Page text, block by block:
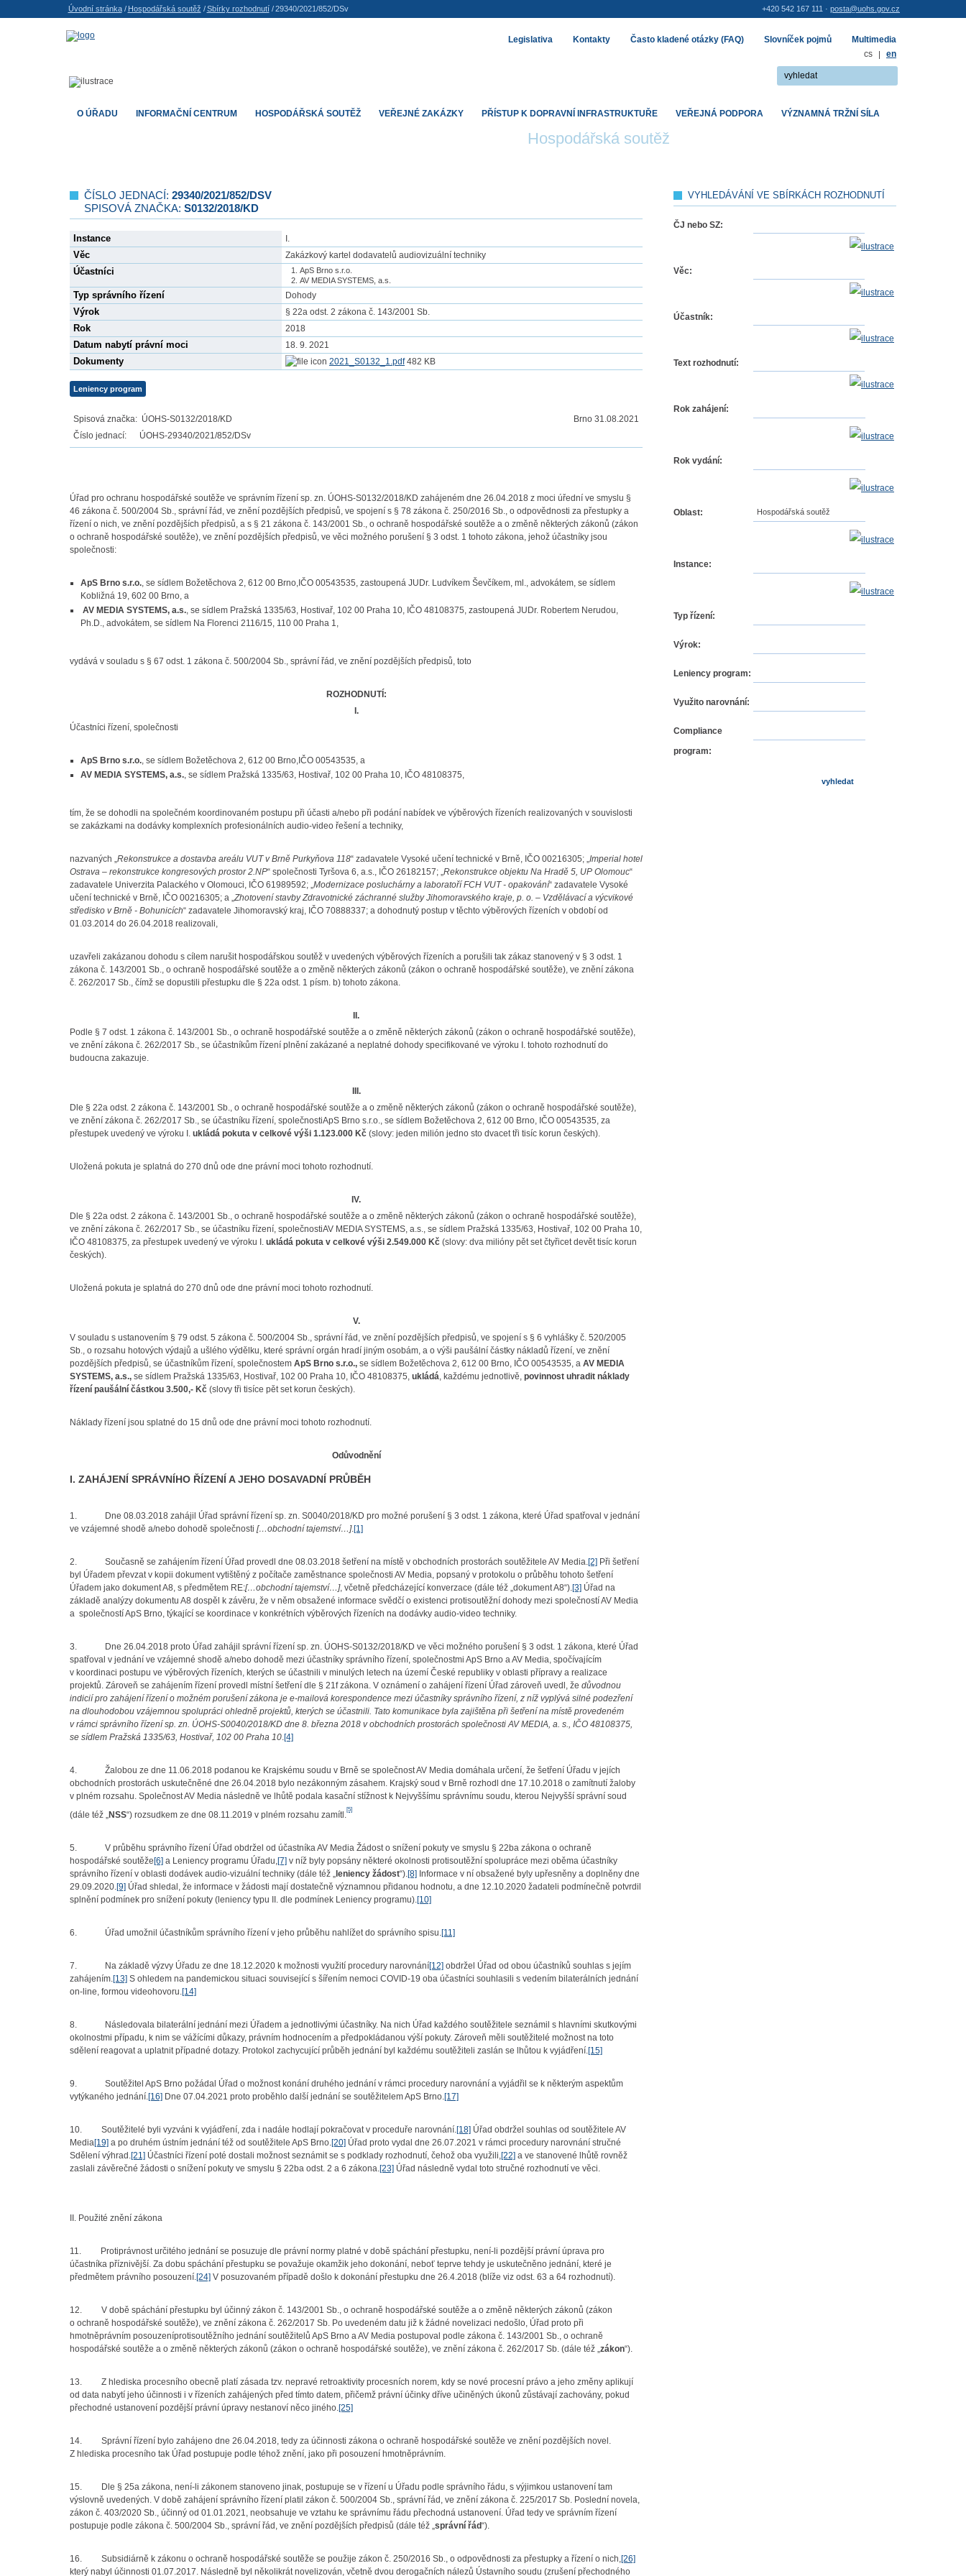
Hospodářská soutěž
ČÍSLO JEDNACÍ: 29340/2021/852/DSV
SPISOVÁ ZNAČKA: S0132/2018/KD
Instance I.
Věc Zakázkový kartel dodavatelů audiovizuální techniky
Účastníci
ApS Brno s.r.o.
AV MEDIA SYSTEMS, a.s.
Typ správního řízení Dohody
Výrok § 22a odst. 2 zákona č. 143/2001 Sb.
Rok 2018
Datum nabytí právní moci 18. 9. 2021
Dokumenty 2021_S0132_1.pdf482 KB
Leniency program
Spisová značka: ÚOHS-S0132/2018/KD
Číslo jednací: ÚOHS-29340/2021/852/DSv
Brno 31.08.2021
Úřad pro ochranu hospodářské soutěže ve správním řízení sp. zn. ÚOHS-S0132/2018/KD zahájeném dne 26.04.2018 z moci úřední ve smyslu §
46 zákona č. 500/2004 Sb., správní řád, ve znění pozdějších předpisů, ve spojení s § 78 zákona č. 250/2016 Sb., o odpovědnosti za přestupky a
řízení o nich, ve znění pozdějších předpisů, a s § 21 zákona č. 143/2001 Sb., o ochraně hospodářské soutěže a o změně některých zákonů (zákon
o ochraně hospodářské soutěže), ve znění pozdějších předpisů, ve věci možného porušení § 3 odst. 1 tohoto zákona, jehož účastníky jsou
společnosti:
ApS Brno s.r.o., se sídlem Božetěchova 2, 612 00 Brno,IČO 00543535, zastoupená JUDr. Ludvíkem Ševčíkem, ml., advokátem, se sídlem
Kobližná 19, 602 00 Brno, a
AV MEDIA SYSTEMS, a.s., se sídlem Pražská 1335/63, Hostivař, 102 00 Praha 10, IČO 48108375, zastoupená JUDr. Robertem Nerudou,
Ph.D., advokátem, se sídlem Na Florenci 2116/15, 110 00 Praha 1,
vydává v souladu s § 67 odst. 1 zákona č. 500/2004 Sb., správní řád, ve znění pozdějších předpisů, toto
ROZHODNUTÍ:
I.
Účastníci řízení, společnosti
ApS Brno s.r.o., se sídlem Božetěchova 2, 612 00 Brno,IČO 00543535, a
AV MEDIA SYSTEMS, a.s., se sídlem Pražská 1335/63, Hostivař, 102 00 Praha 10, IČO 48108375,
tím, že se dohodli na společném koordinovaném postupu při účasti a/nebo při podání nabídek ve výběrových řízeních realizovaných v souvislosti
se zakázkami na dodávky komplexních profesionálních audio-video řešení a techniky,
nazvaných „Rekonstrukce a dostavba areálu VUT v Brně Purkyňova 118“ zadavatele Vysoké učení technické v Brně, IČO 00216305; „Imperial hotel
Ostrava – rekonstrukce kongresových prostor 2.NP“ společnosti Tyršova 6, a.s., IČO 26182157; „Rekonstrukce objektu Na Hradě 5, UP Olomouc“
zadavatele Univerzita Palackého v Olomouci, IČO 61989592; „Modernizace posluchárny a laboratoří FCH VUT - opakování“ zadavatele Vysoké
učení technické v Brně, IČO 00216305; a „Zhotovení stavby Zdravotnické záchranné služby Jihomoravského kraje, p. o. – Vzdělávací a výcvikové
středisko v Brně - Bohunicích“ zadavatele Jihomoravský kraj, IČO 70888337; a dohodnutý postup v těchto výběrových řízeních v období od
01.03.2014 do 26.04.2018 realizovali,
uzavřeli zakázanou dohodu s cílem narušit hospodářskou soutěž v uvedených výběrových řízeních a porušili tak zákaz stanovený v § 3 odst. 1
zákona č. 143/2001 Sb., o ochraně hospodářské soutěže a o změně některých zákonů (zákon o ochraně hospodářské soutěže), ve znění zákona
č. 262/2017 Sb., čímž se dopustili přestupku dle § 22a odst. 1 písm. b) tohoto zákona.
II.
Podle § 7 odst. 1 zákona č. 143/2001 Sb., o ochraně hospodářské soutěže a o změně některých zákonů (zákon o ochraně hospodářské soutěže),
ve znění zákona č. 262/2017 Sb., se účastníkům řízení plnění zakázané a neplatné dohody specifikované ve výroku I. tohoto rozhodnutí do
budoucna zakazuje.
III.
Dle § 22a odst. 2 zákona č. 143/2001 Sb., o ochraně hospodářské soutěže a o změně některých zákonů (zákon o ochraně hospodářské soutěže),
ve znění zákona č. 262/2017 Sb., se účastníku řízení, společnostiApS Brno s.r.o., se sídlem Božetěchova 2, 612 00 Brno, IČO 00543535, za
přestupek uvedený ve výroku I. ukládá pokuta v celkové výši 1.123.000 Kč (slovy: jeden milión jedno sto dvacet tři tisíc korun českých).
Uložená pokuta je splatná do 270 dnů ode dne právní moci tohoto rozhodnutí.
IV.
Dle § 22a odst. 2 zákona č. 143/2001 Sb., o ochraně hospodářské soutěže a o změně některých zákonů (zákon o ochraně hospodářské soutěže),
ve znění zákona č. 262/2017 Sb., se účastníku řízení, společnostiAV MEDIA SYSTEMS, a.s., se sídlem Pražská 1335/63, Hostivař, 102 00 Praha 10,
IČO 48108375, za přestupek uvedený ve výroku I. ukládá pokuta v celkové výši 2.549.000 Kč (slovy: dva milióny pět set čtyřicet devět tisíc korun
českých).
Uložená pokuta je splatná do 270 dnů ode dne právní moci tohoto rozhodnutí.
V.
V souladu s ustanovením § 79 odst. 5 zákona č. 500/2004 Sb., správní řád, ve znění pozdějších předpisů, ve spojení s § 6 vyhlášky č. 520/2005
Sb., o rozsahu hotových výdajů a ušlého výdělku, které správní orgán hradí jiným osobám, a o výši paušální částky nákladů řízení, ve znění
pozdějších předpisů, se účastníkům řízení, společnostem ApS Brno s.r.o., se sídlem Božetěchova 2, 612 00 Brno, IČO 00543535, a AV MEDIA
SYSTEMS, a.s., se sídlem Pražská 1335/63, Hostivař, 102 00 Praha 10, IČO 48108375, ukládá, každému jednotlivě, povinnost uhradit náklady
řízení paušální částkou 3.500,- Kč (slovy tři tisíce pět set korun českých).
Náklady řízení jsou splatné do 15 dnů ode dne právní moci tohoto rozhodnutí.
Odůvodnění
I. ZAHÁJENÍ SPRÁVNÍHO ŘÍZENÍ A JEHO DOSAVADNÍ PRŮBĚH
1. Dne 08.03.2018 zahájil Úřad správní řízení sp. zn. S0040/2018/KD pro možné porušení § 3 odst. 1 zákona, které Úřad spatřoval v jednání
ve vzájemné shodě a/nebo dohodě společnosti […obchodní tajemství…].[1]
2. Současně se zahájením řízení Úřad provedl dne 08.03.2018 šetření na místě v obchodních prostorách soutěžitele AV Media.[2] Při šetření
byl Úřadem převzat v kopii dokument vytištěný z počítače zaměstnance společnosti AV Media, popsaný v protokolu o průběhu tohoto šetření
Úřadem jako dokument A8, s předmětem RE:[…obchodní tajemství…], včetně předcházející konverzace (dále též „dokument A8“).[3] Úřad na
základě analýzy dokumentu A8 dospěl k závěru, že v něm obsažené informace svědčí o existenci protisoutěžní dohody mezi společností AV Media
a společností ApS Brno, týkající se koordinace v konkrétních výběrových řízeních na dodávky audio-video techniky.
3. Dne 26.04.2018 proto Úřad zahájil správní řízení sp. zn. ÚOHS-S0132/2018/KD ve věci možného porušení § 3 odst. 1 zákona, které Úřad
spatřoval v jednání ve vzájemné shodě a/nebo dohodě mezi účastníky správního řízení, společnostmi ApS Brno a AV Media, spočívajícím
v koordinaci postupu ve výběrových řízeních, kterých se účastnili v minulých letech na území České republiky v oblasti přípravy a realizace
projektů. Zároveň se zahájením řízení provedl místní šetření dle § 21f zákona. V oznámení o zahájení řízení Úřad zároveň uvedl, že důvodnou
indicií pro zahájení řízení o možném porušení zákona je e-mailová korespondence mezi účastníky správního řízení, z níž vyplývá silné podezření
na dlouhodobou vzájemnou spolupráci ohledně projektů, kterých se účastnili. Tato komunikace byla zajištěna při šetření na místě provedeném
v rámci správního řízení sp. zn. ÚOHS-S0040/2018/KD dne 8. března 2018 v obchodních prostorách společnosti AV MEDIA, a. s., IČO 48108375,
se sídlem Pražská 1335/63, Hostivař, 102 00 Praha 10.[4]
4. Žalobou ze dne 11.06.2018 podanou ke Krajskému soudu v Brně se společnost AV Media domáhala určení, že šetření Úřadu v jejích
obchodních prostorách uskutečněné dne 26.04.2018 bylo nezákonným zásahem. Krajský soud v Brně rozhodl dne 17.10.2018 o zamítnutí žaloby
v plném rozsahu. Společnost AV Media následně ve lhůtě podala kasační stížnost k Nejvyššímu správnímu soudu, kterou Nejvyšší správní soud
(dále též „NSS“) rozsudkem ze dne 08.11.2019 v plném rozsahu zamítl.
[5]
5. V průběhu správního řízení Úřad obdržel od účastníka AV Media Žádost o snížení pokuty ve smyslu § 22ba zákona o ochraně
hospodářské soutěže [6] a Leniency programu Úřadu,[7] v níž byly popsány některé okolnosti protisoutěžní spolupráce mezi oběma účastníky
správního řízení v oblasti dodávek audio-vizuální techniky (dále též „ leniency žádost“).[8] Informace v ní obsažené byly upřesněny a doplněny dne
29.09.2020.[9] Úřad shledal, že informace v žádosti mají dostatečně významnou přidanou hodnotu, a dne 12.10.2020 žadateli podmínečně potvrdil
splnění podmínek pro snížení pokuty (leniency typu II. dle podmínek Leniency programu).[10]
6. Úřad umožnil účastníkům správního řízení v jeho průběhu nahlížet do správního spisu.[11]
7. Na základě výzvy Úřadu ze dne 18.12.2020 k možnosti využití procedury narovnání[12] obdržel Úřad od obou účastníků souhlas s jejím
zahájením.[13] S ohledem na pandemickou situaci související s šířením nemoci COVID-19 oba účastníci souhlasili s vedením bilaterálních jednání
on-line, formou videohovoru.[14]
8. Následovala bilaterální jednání mezi Úřadem a jednotlivými účastníky. Na nich Úřad každého soutěžitele seznámil s hlavními skutkovými
okolnostmi případu, k nim se vážícími důkazy, právním hodnocením a předpokládanou výší pokuty. Zároveň měli soutěžitelé možnost na toto
sdělení reagovat a uplatnit případné dotazy. Protokol zachycující průběh jednání byl každému soutěžiteli zaslán se lhůtou k vyjádření.[15]
9. Soutěžitel ApS Brno požádal Úřad o možnost konání druhého jednání v rámci procedury narovnání a vyjádřil se k některým aspektům
vytýkaného jednání.[16] Dne 07.04.2021 proto proběhlo další jednání se soutěžitelem ApS Brno.[17]
10. Soutěžitelé byli vyzváni k vyjádření, zda i nadále hodlají pokračovat v proceduře narovnání.[18] Úřad obdržel souhlas od soutěžitele AV
Media[19] a po druhém ústním jednání též od soutěžitele ApS Brno.[20] Úřad proto vydal dne 26.07.2021 v rámci procedury narovnání stručné
Sdělení výhrad.[21] Účastníci řízení poté dostali možnost seznámit se s podklady rozhodnutí, čehož oba využili,[22] a ve stanovené lhůtě rovněž
zaslali závěrečné žádosti o snížení pokuty ve smyslu § 22ba odst. 2 a 6 zákona.[23] Úřad následně vydal toto stručné rozhodnutí ve věci.
II. Použité znění zákona
11. Protiprávnost určitého jednání se posuzuje dle právní normy platné v době spáchání přestupku, není-li pozdější právní úprava pro
účastníka příznivější. Za dobu spáchání přestupku se považuje okamžik jeho dokonání, neboť teprve tehdy je uskutečněno jednání, které je
předmětem právního posouzení.[24] V posuzovaném případě došlo k dokonání přestupku dne 26.4.2018 (blíže viz odst. 63 a 64 rozhodnutí).
12. V době spáchání přestupku byl účinný zákon č. 143/2001 Sb., o ochraně hospodářské soutěže a o změně některých zákonů (zákon
o ochraně hospodářské soutěže), ve znění zákona č. 262/2017 Sb. Po uvedeném datu již k žádné novelizaci nedošlo, Úřad proto při
hmotněprávním posouzeníprotisoutěžního jednání soutěžitelů ApS Brno a AV Media postupoval podle zákona č. 143/2001 Sb., o ochraně
hospodářské soutěže a o změně některých zákonů (zákon o ochraně hospodářské soutěže), ve znění zákona č. 262/2017 Sb. (dále též „zákon“).
13. Z hlediska procesního obecně platí zásada tzv. nepravé retroaktivity procesních norem, kdy se nové procesní právo a jeho změny aplikují
od data nabytí jeho účinnosti i v řízeních zahájených před tímto datem, přičemž právní účinky dříve učiněných úkonů zůstávají zachovány, pokud
přechodné ustanovení pozdější právní úpravy nestanoví něco jiného.[25]
14. Správní řízení bylo zahájeno dne 26.04.2018, tedy za účinnosti zákona o ochraně hospodářské soutěže ve znění pozdějších novel.
Z hlediska procesního tak Úřad postupuje podle téhož znění, jako při posouzení hmotněprávním.
15. Dle § 25a zákona, není-li zákonem stanoveno jinak, postupuje se v řízení u Úřadu podle správního řádu, s výjimkou ustanovení tam
výslovně uvedených. V době zahájení správního řízení platil zákon č. 500/2004 Sb., správní řád, ve znění zákona č. 225/2017 Sb. Poslední novela,
zákon č. 403/2020 Sb., účinný od 01.01.2021, neobsahuje ve vztahu ke správnímu řádu přechodná ustanovení. Úřad tedy ve správním řízení
postupuje podle zákona č. 500/2004 Sb., správní řád, ve znění pozdějších předpisů (dále též „správní řád“).
16. Subsidiárně k zákonu o ochraně hospodářské soutěže se použije zákon č. 250/2016 Sb., o odpovědnosti za přestupky a řízení o nich,[26]
který nabyl účinnosti 01.07.2017. Následně byl několikrát novelizován, včetně dvou derogačních nálezů Ústavního soudu (zrušení přechodného
VYHLEDÁVÁNÍ VE SBÍRKÁCH ROZHODNUTÍ
ČJ nebo SZ:
Věc:
Účastník:
Text rozhodnutí:
Rok zahájení:
Rok vydání:
Oblast: Hospodářská soutěž
Instance:
Typ řízení:
Výrok:
Leniency program:
Využito narovnání:
Compliance
program:
O ÚŘADU INFORMAČNÍ CENTRUM HOSPODÁŘSKÁ SOUTĚŽ VEŘEJNÉ ZAKÁZKY PŘÍSTUP K DOPRAVNÍ INFRASTRUKTUŘE VEŘEJNÁ PODPORA VÝZNAMNÁ TRŽNÍ SÍLA
Legislativa Kontakty Často kladené otázky (FAQ) Slovníček pojmů
Multimedia
cs
| en
Úvodní stránka/ Hospodářská soutěž / Sbírky rozhodnutí/ 29340/2021/852/DSv +420 542 167 111 · posta@uohs.gov.cz